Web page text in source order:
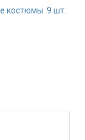
костюмы. 9 шт.